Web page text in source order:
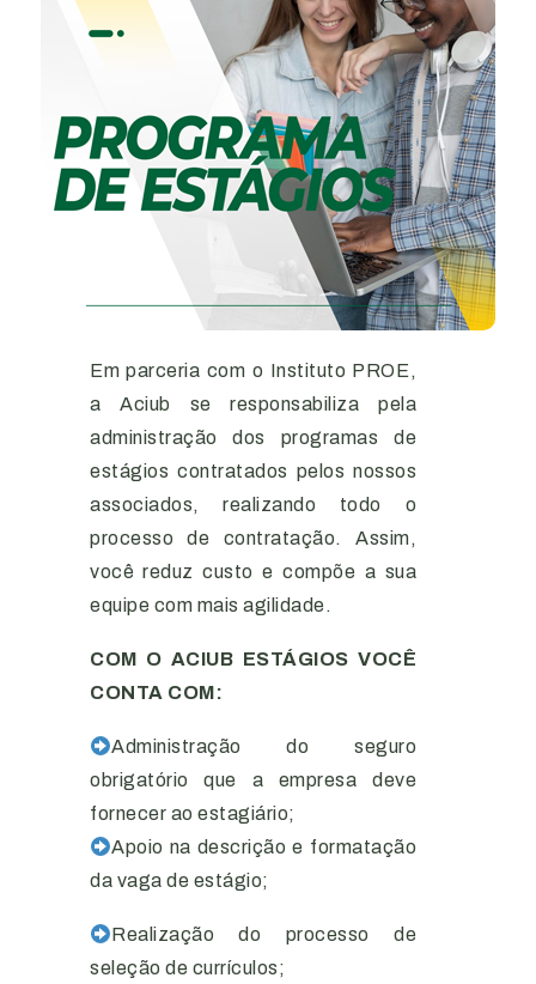
Em parceria com o Instituto PROE,
a Aciub se responsabiliza pela
administração dos programas de
estágios contratados pelos nossos
associados, realizando todo o
processo de contratação. Assim,
você reduz custo e compõe a sua
equipe com mais agilidade.
COM O ACIUB ESTÁGIOS VOCÊ
CONTA COM:
Administração do seguro
obrigatório que a empresa deve
fornecer ao estagiário;
Apoio na descrição e formatação
da vaga de estágio;
Realização do processo de
seleção de currículos;